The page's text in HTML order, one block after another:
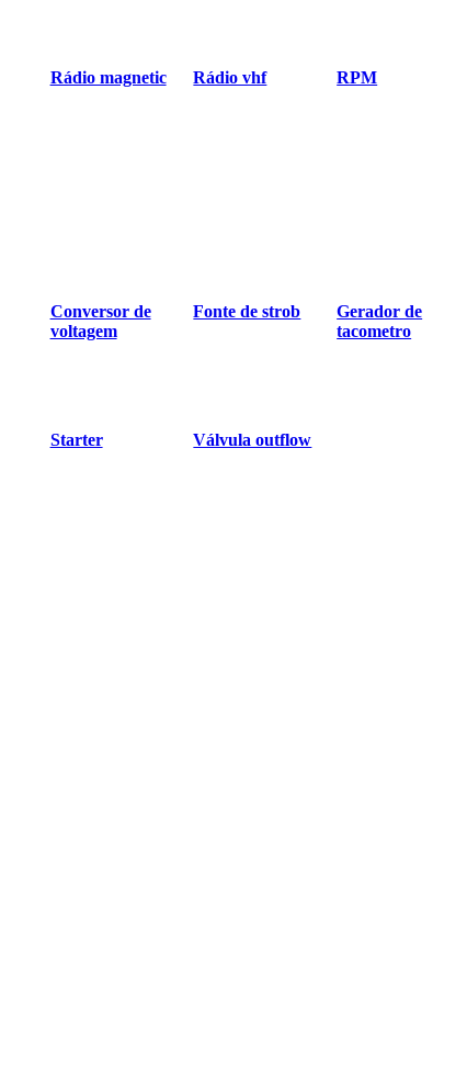
Rádio magnetic Rádio vhf RPM
Conversor de
voltagem
Fonte de strob
Gerador de
tacometro
Starter Válvula outflow